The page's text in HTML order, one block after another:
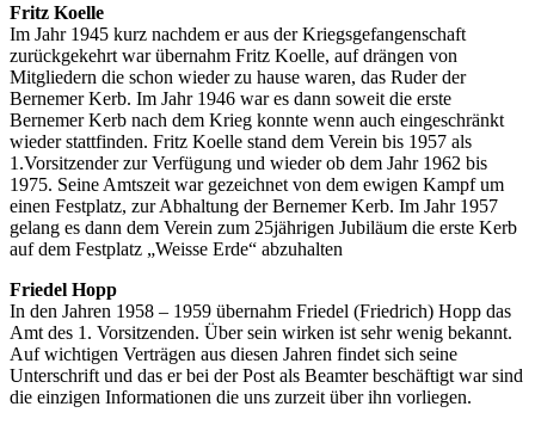
Fritz Koelle
Im Jahr 1945 kurz nachdem er aus der Kriegsgefangenschaft
zurückgekehrt war übernahm Fritz Koelle, auf drängen von
Mitgliedern die schon wieder zu hause waren, das Ruder der
Bernemer Kerb. Im Jahr 1946 war es dann soweit die erste
Bernemer Kerb nach dem Krieg konnte wenn auch eingeschränkt
wieder stattfinden. Fritz Koelle stand dem Verein bis 1957 als
1.Vorsitzender zur Verfügung und wieder ob dem Jahr 1962 bis
1975. Seine Amtszeit war gezeichnet von dem ewigen Kampf um
einen Festplatz, zur Abhaltung der Bernemer Kerb. Im Jahr 1957
gelang es dann dem Verein zum 25jährigen Jubiläum die erste Kerb
auf dem Festplatz „Weisse Erde“ abzuhalten
Friedel Hopp
In den Jahren 1958 – 1959 übernahm Friedel (Friedrich) Hopp das
Amt des 1. Vorsitzenden. Über sein wirken ist sehr wenig bekannt.
Auf wichtigen Verträgen aus diesen Jahren findet sich seine
Unterschrift und das er bei der Post als Beamter beschäftigt war sind
die einzigen Informationen die uns zurzeit über ihn vorliegen.